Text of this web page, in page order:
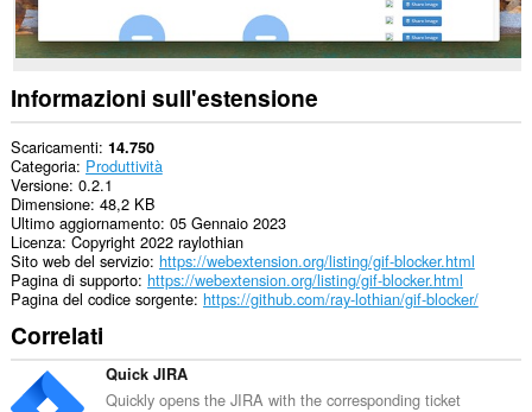
Informazioni sull'estensione
Scaricamenti 14.750
Categoria Produttività
Versione 0.2.1
Dimensione 48,2 KB
Ultimo aggiornamento 05 Gennaio 2023
Licenza Copyright 2022 raylothian
Sito web del servizio https://webextension.org/listing/gif-blocker.html
Pagina di supporto https://webextension.org/listing/gif-blocker.html
Pagina del codice sorgente https://github.com/ray-lothian/gif-blocker/
Correlati
Quick JIRA
Quickly opens the JIRA with the corresponding ticket